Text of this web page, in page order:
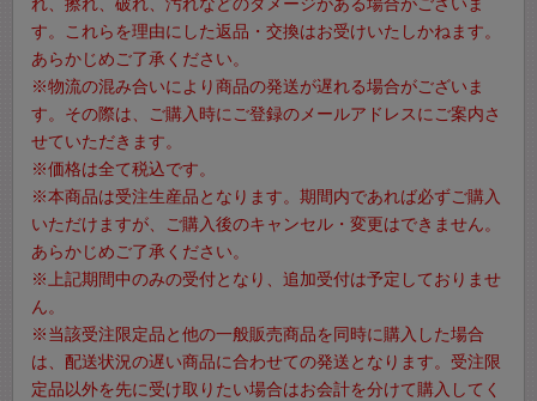
す。これらを理由にした返品・交換はお受けいたしかねます。
あらかじめご了承ください。
※物流の混み合いにより商品の発送が遅れる場合がございま
す。その際は、ご購入時にご登録のメールアドレスにご案内さ
せていただきます。
※価格は全て税込です。
※本商品は受注生産品となります。期間内であれば必ずご購入
いただけますが、ご購入後のキャンセル・変更はできません。
あらかじめご了承ください。
※上記期間中のみの受付となり、追加受付は予定しておりませ
ん。
※当該受注限定品と他の一般販売商品を同時に購入した場合
は、配送状況の遅い商品に合わせての発送となります。受注限
定品以外を先に受け取りたい場合はお会計を分けて購入してく